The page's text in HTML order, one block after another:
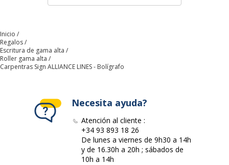
Sujeción de bolsillo
Características Acabado lacado
Agarradero
Datos de identificación
Datos de identificación
Inicio
Regalos
Escritura de gama alta
Roller gama alta
Carpentras Sign ALLIANCE LINES - Bolígrafo
Necesita ayuda?
Atención al cliente :
+34 93 893 18 26
De lunes a viernes de 9h30 a 14h
y de 16.30h a 20h ; sábados de
10h a 14h